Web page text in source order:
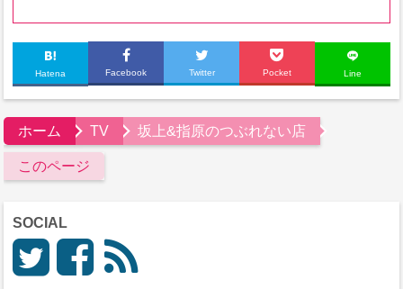
Hatena Facebook Twitter Pocket Line
ホーム TV 坂上&指原のつぶれない店
このページ
SOCIAL